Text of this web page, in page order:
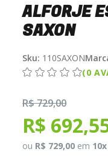
ALFORJE
SAXON
Sku: 110SAXON
(0
R$ 729,00
R$
ou R$ 729,00 em 10x